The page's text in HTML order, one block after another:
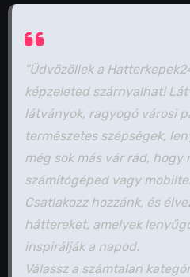
"Üdvözöllek a
képzeleted szárnyalhat!
látványok, ragyogó városi
természetes szépségek,
még sok más vár rád, hogy
számítógéped vagy
Csatlakozz hozzánk, és
háttereket, amelyek
inspirálják a napod.
Válassz a számtalan